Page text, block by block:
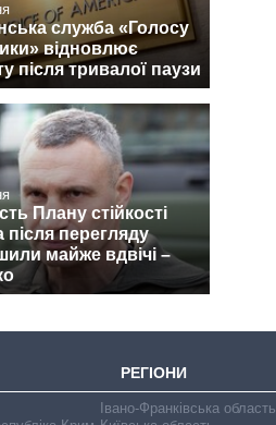
служба «Голосу
відновлює
після тривалої паузи
Плану стійкості
після перегляду
майже вдвічі –
РЕГІОНИ
Івано-Франківська область